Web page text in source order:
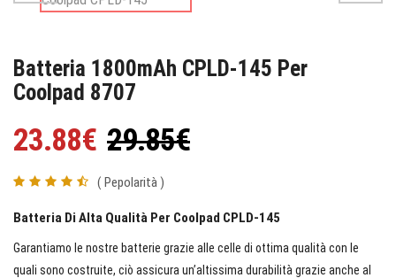
Batteria 1800mAh CPLD-145 Per
Coolpad 8707
23.88€ 29.85€
( Pepolarità )
Batteria Di Alta Qualità Per Coolpad CPLD-145
Garantiamo le nostre batterie grazie alle celle di ottima qualità con le
quali sono costruite, ciò assicura un’altissima durabilità grazie anche al